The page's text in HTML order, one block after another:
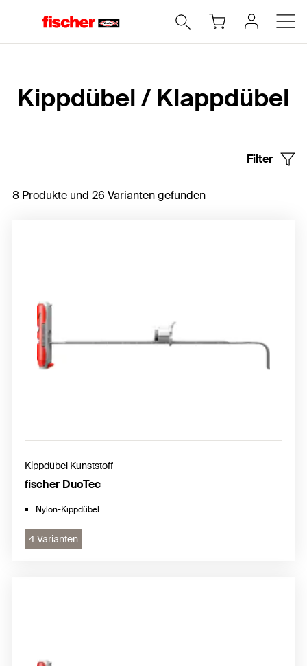
Kippdübel / Klappdübel
Filter
8 Produkte und 26 Varianten gefunden
Kippdübel Kunststoff
fischer DuoTec
Nylon-Kippdübel
4 Varianten